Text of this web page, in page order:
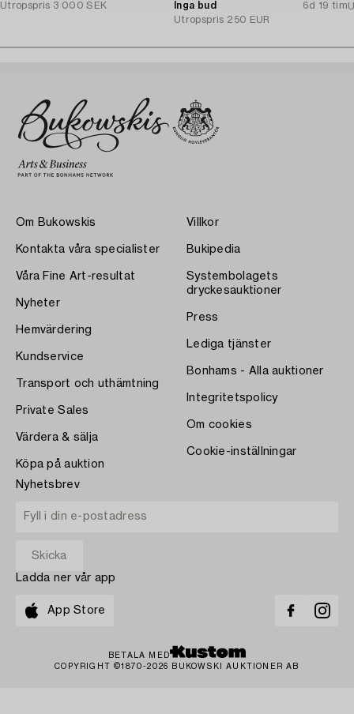
Utropspris 3 000 SEK
Inga bud
6d 19 tim
Utropspris 250 EUR
Om Bukowskis
Kontakta våra specialister
Våra Fine Art-resultat
Nyheter
Hemvärdering
Kundservice
Transport och uthämtning
Private Sales
Värdera & sälja
Köpa på auktion
Villkor
Bukipedia
Systembolagets
dryckesauktioner
Press
Lediga tjänster
Bonhams - Alla auktioner
Integritetspolicy
Om cookies
Cookie-inställningar
Nyhetsbrev
Ladda ner vår app
App Store
BETALA MED
COPYRIGHT ©1870-2026 BUKOWSKI AUKTIONER AB